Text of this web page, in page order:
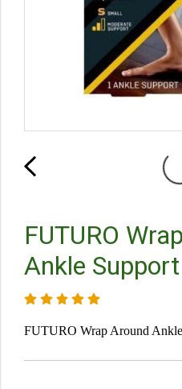
FUTURO
Ankle Support
FUTURO Wrap Around